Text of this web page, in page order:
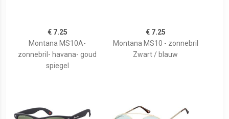
€ 7.25
Montana MS10A-
zonnebril- havana- goud
spiegel
€ 7.25
Montana MS10 - zonnebril
Zwart / blauw